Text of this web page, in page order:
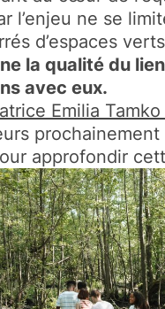
l’enjeu ne se
d’espaces
la qualité du
avec eux.
Emilia
prochainement
approfondir